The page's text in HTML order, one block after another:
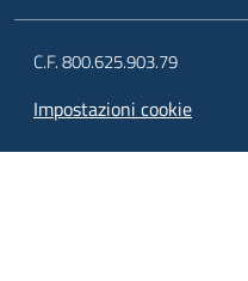
C.F. 800.625.903.79
Impostazioni cookie